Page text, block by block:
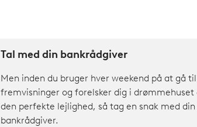
Tal med din bankrådgiver
Men inden du bruger hver weekend på at gå til
fremvisninger og forelsker dig i drømmehuset
den perfekte lejlighed, så tag en snak med din
bankrådgiver.